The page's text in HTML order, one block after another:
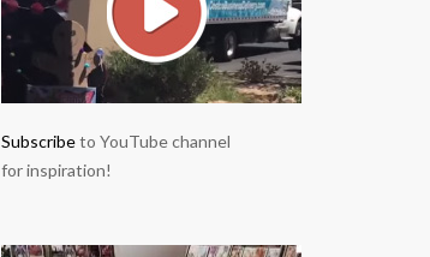
Subscribeto YouTube channel
for inspiration!